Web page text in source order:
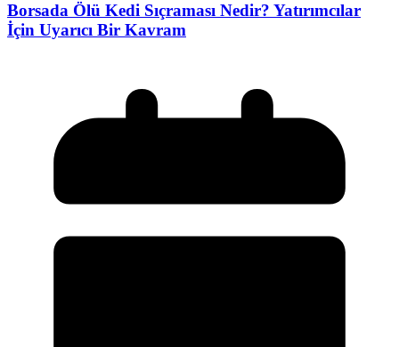
Borsada Ölü Kedi Sıçraması Nedir? Yatırımcılar
İçin Uyarıcı Bir Kavram